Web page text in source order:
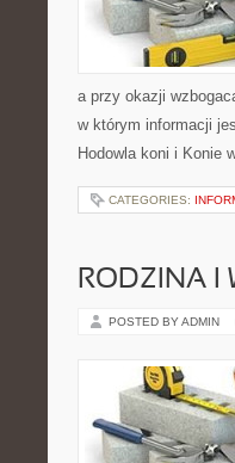
a przy okazji
w którym informacji
Hodowla koni i Konie
CATEGORIES:
RODZINA I
POSTED BY ADMIN